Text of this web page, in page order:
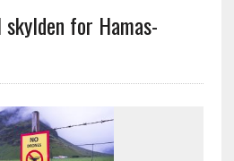
for Hamas-